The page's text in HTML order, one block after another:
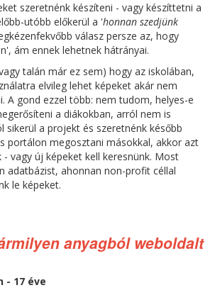
szeretnénk készíteni - vagy készíttetni a
utóbb előkerül a 'honnan szedjünk
válasz persze az, hogy
ám ennek lehetnek hátrányai.
talán már ez sem) hogy az iskolában,
elvileg lehet képeket akár nem
A gond ezzel több: nem tudom, helyes-e
a diákokban, arról nem is
sikerül a projekt és szeretnénk később
portálon megosztani másokkal, akkor azt
- vagy új képeket kell keresnünk. Most
adatbázist, ahonnan non-profit céllal
le képeket.
anyagból weboldalt
- 17 éve